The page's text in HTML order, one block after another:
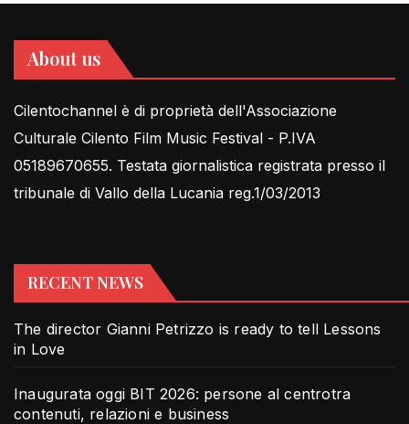
About us
Cilentochannel è di proprietà dell'Associazione
Culturale Cilento Film Music Festival - P.IVA
05189670655. Testata giornalistica registrata presso il
tribunale di Vallo della Lucania reg.1/03/2013
RECENT NEWS
The director Gianni Petrizzo is ready to tell Lessons
in Love
Inaugurata oggi BIT 2026: persone al centrotra
contenuti, relazioni e business